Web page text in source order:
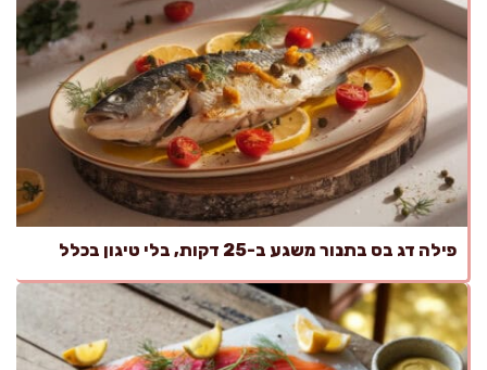
פילה דג בס בתנור משגע ב-25 דקות, בלי טיגון בכלל